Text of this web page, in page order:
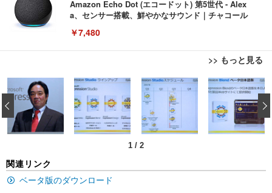
Amazon Echo Dot (エコードット) 第5世代 - Alex
a、センサー搭載、鮮やかなサウンド｜チャコール
￥7,480
>> もっと見る
[EdoErgo] オフィスチェア 椅子 テレワーク 疲れな
い 跳ね上げ式アームレスト コンパクト 約105度ロッ
キング pc 事務椅子 360度回転 座面昇降 強化ナイロ
ン樹脂ベース 通気性メッシュ 在宅ワーク H-WY01
(黒網+黒枠+黒足)
￥5,699
ュチェア 人間工学 疲れない ブラック
￥27,999
EIZO ビジネス向けプレミアムモニター | FlexScan
EV3240X-WT | 31.5型4K UHD・USB Type-C・ホワ
イト
￥105,595
イト
Amazonベーシック ペットシーツ 薄型 レギュラー 1
回使い捨て 無香料 ホワイト 300枚
￥3,373
x2袋(84枚) ホワイト(吸収面:ライトブルー)
￥3,234
1 / 2
‹
関連リンク
ベータ版のダウンロード